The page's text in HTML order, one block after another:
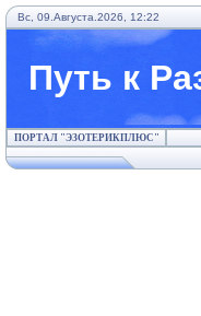
Вс, 09.Августа.2026, 12:22
Путь к
ПОРТАЛ "ЭЗОТЕРИКПЛЮС"